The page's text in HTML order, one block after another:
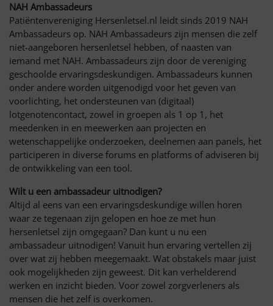
NAH Ambassadeurs
Patiëntenvereniging Hersenletsel.nl leidt sinds 2019 NAH
Ambassadeurs op. NAH Ambassadeurs zijn mensen die zelf
niet-aangeboren hersenletsel hebben, of naasten van
iemand met NAH. Ambassadeurs zijn door de vereniging
geschoolde ervaringsdeskundigen. Ambassadeurs kunnen
onder andere worden uitgenodigd voor het geven van
voorlichting, het ondersteunen van (digitaal)
lotgenotencontact, zowel in groepen als 1 op 1, het
meedenken in en meewerken aan projecten en
wetenschappelijke onderzoeken, deelnemen aan panels, het
participeren in diverse forums en platforms of adviseren bij
de ontwikkeling van een tool.
Wilt u een ambassadeur uitnodigen?
Altijd al eens van een ervaringsdeskundige willen horen
waar ze tegenaan zijn gelopen en hoe ze met hun
hersenletsel zijn omgegaan? Dan kunt u nu een
ambassadeur uitnodigen! Vanuit hun ervaring vertellen zij
over wat zij hebben meegemaakt. Wat obstakels maar juist
ook mogelijkheden zijn geweest. Dit kan verhelderend
werken en inzicht bieden. Voor zowel zorgverleners als
mensen die het zelf is overkomen.